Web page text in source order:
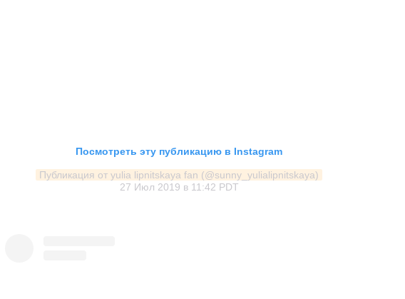
Посмотреть эту публикацию в Instagram
Публикация от yulia lipnitskaya fan (@sunny_yulialipnitskaya)
27 Июл 2019 в 11:42 PDT